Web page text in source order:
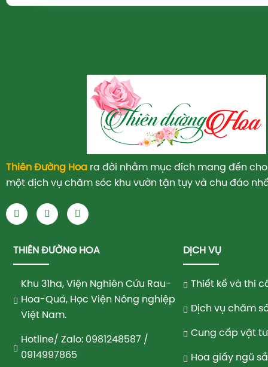
Thiên Đường Hoa ra đời nhằm mục đích mang đến
một dịch vụ chăm sóc khu vườn tận tụy và chu đáo
THIÊN ĐƯỜNG HOA
Khu 31ha, Viện Nghiên Cứu Rau-
Hoa-Quả, Học Viện Nông nghiệp
Việt Nam.
Hotline/ Zalo: 0981248587 /
0914997865
DỊCH VỤ
Thiết kế và thi
Dịch vụ chăm
Cung cấp vật
Hoa giấy ngũ